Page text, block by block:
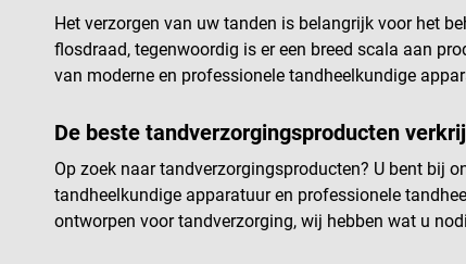
Het verzorgen van uw tanden is belangrijk voor het
flosdraad, tegenwoordig is er een breed scala aan
van moderne en professionele tandheelkundige
De beste tandverzorgingsproducten
Op zoek naar tandverzorgingsproducten? U bent bij
tandheelkundige apparatuur en professionele
ontworpen voor tandverzorging, wij hebben wat u